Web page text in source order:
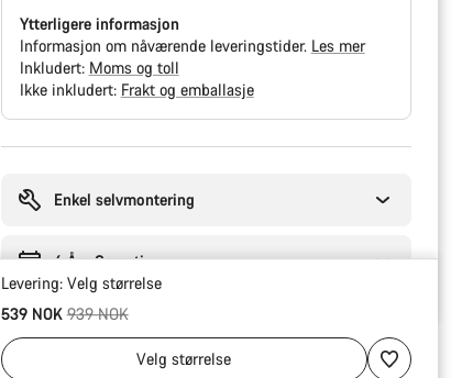
Ytterligere informasjon
Informasjon om nåværende leveringstider. Les mer
Inkludert: Moms og toll
Ikke inkludert: Frakt og emballasje
Enkel selvmontering
6 Års Garanti
Levering: Velg størrelse
539 NOKOpprinnelig pris
939 NOK
Velgstørrelse